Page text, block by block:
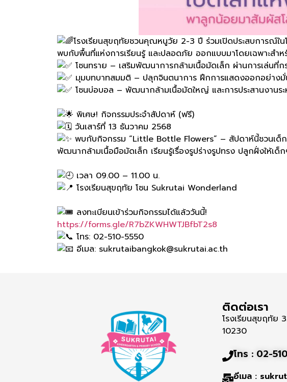
โรงเรียนสุขฤทัยชวนคุณหนูวัย 2-3 ปี ร่วมเปิดประสบการณ์ใ
พบกับพื้นที่แห่งการเรียนรู้ และปลอดภัย ออกแบบมาโดยเฉพาะสำ
โซนทราย – เสริมพัฒนาการกล้ามเนื้อมัดเล็ก ผ่านการเล่นที่
มุมบทบาทสมมติ – ปลุกจินตนาการ ฝึกการแสดงออกอย่างมั่
โซนบ่อบอล – พัฒนากล้ามเนื้อมัดใหญ่ และการประสานงาน
พิเศษ! กิจกรรมประจำสัปดาห์ (ฟรี)
วันเสาร์ที่ 13 ธันวาคม 2568
พบกับกิจกรรม “Little Bottle Flowers” – สัปดาห์นี้ชวนเด็
พัฒนากล้ามเนื้อมือมัดเล็ก เรียนรู้เรื่องรูปร่างรูปทรง ปลูกฝั่งให้เด็
เวลา 09.00 – 11.00 น.
โรงเรียนสุขฤทัย โซน Sukrutai Wonderland
ลงทะเบียนเข้าร่วมกิจกรรมได้แล้ววันนี้!
https://forms.gle/R7bZKWHWTJBfbT2s8
โทร: 02-510-5550
อีเมล: sukrutaibangkok@sukrutai.ac.th
ติดต่อเรา
โรงเรียนสุขฤทัย
10230
โทร : 02-
อีเมล :